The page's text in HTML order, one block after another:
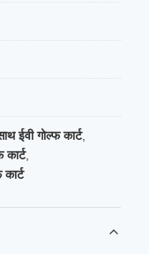
ईवी गोल्फ कार्ट,
कार्ट,